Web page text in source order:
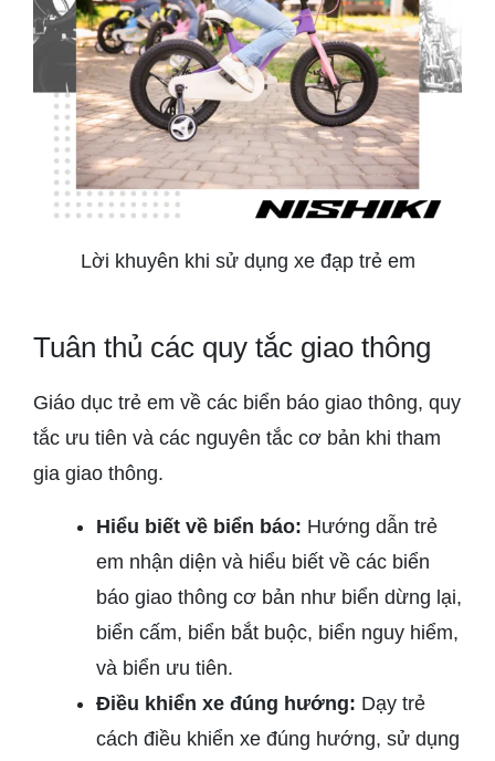
Lời khuyên khi sử dụng xe đạp trẻ em
Tuân thủ các quy tắc giao thông
Giáo dục trẻ em về các biển báo giao thông, quy
tắc ưu tiên và các nguyên tắc cơ bản khi tham
gia giao thông.
Hiểu biết về biển báo: Hướng dẫn trẻ
em nhận diện và hiểu biết về các biển
báo giao thông cơ bản như biển dừng lại,
biển cấm, biển bắt buộc, biển nguy hiểm,
và biển ưu tiên.
Điều khiển xe đúng hướng: Dạy trẻ
cách điều khiển xe đúng hướng, sử dụng